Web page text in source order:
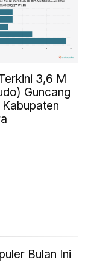
3,6 M
Guncang
Bulan Ini